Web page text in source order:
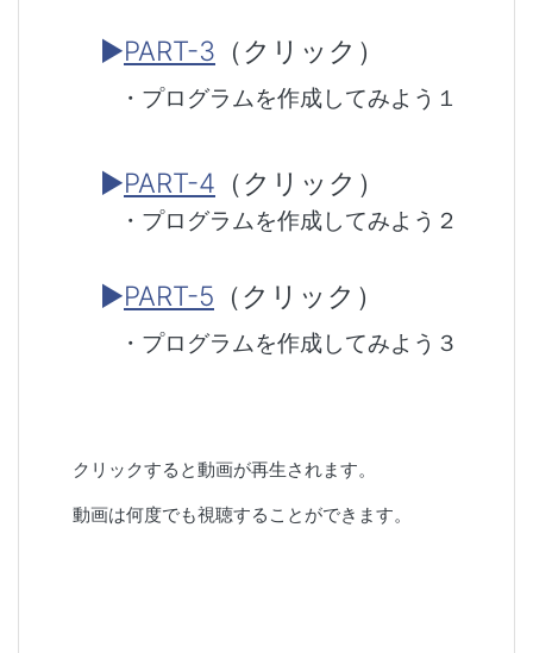
▶PART-3 （クリック）
・プログラムを作成してみよう１
▶PART-4 （クリック）
・プログラムを作成してみよう２
▶PART-5 （クリック）
・プログラムを作成してみよう３
クリックすると動画が再生されます。
動画は何度でも視聴することができます。